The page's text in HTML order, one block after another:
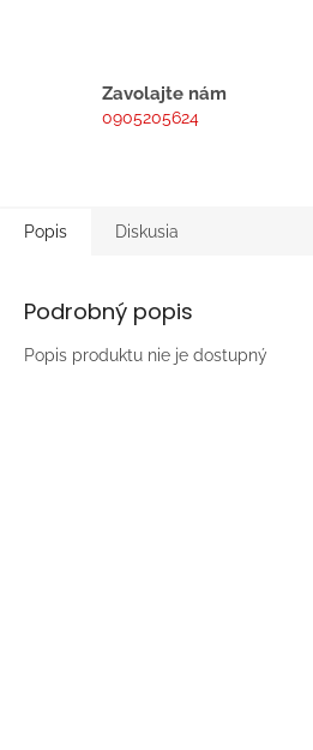
Zavolajte nám
0905205624
Popis Diskusia
Podrobný popis
Popis produktu nie je dostupný